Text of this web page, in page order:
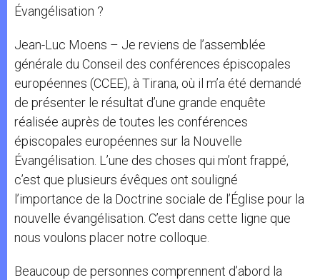
Évangélisation ?
Jean-Luc Moens – Je reviens de l’assemblée
générale du Conseil des conférences épiscopales
européennes (CCEE), à Tirana, où il m’a été demandé
de présenter le résultat d’une grande enquête
réalisée auprès de toutes les conférences
épiscopales européennes sur la Nouvelle
Évangélisation. L’une des choses qui m’ont frappé,
c’est que plusieurs évêques ont souligné
l’importance de la Doctrine sociale de l’Église pour la
nouvelle évangélisation. C’est dans cette ligne que
nous voulons placer notre colloque.
Beaucoup de personnes comprennent d’abord la